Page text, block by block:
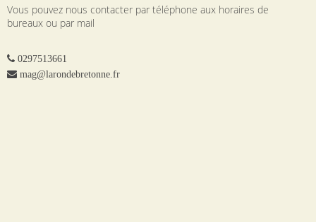
Vous pouvez nous contacter par téléphone aux horaires de
bureaux ou par mail
0297513661
mag@larondebretonne.fr